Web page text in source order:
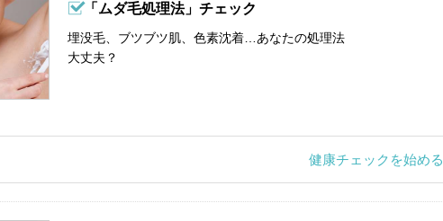
「ムダ毛処理法」チェック
埋没毛、ブツブツ肌、色素沈着…あなたの処理法
大丈夫？
健康チェックを始める